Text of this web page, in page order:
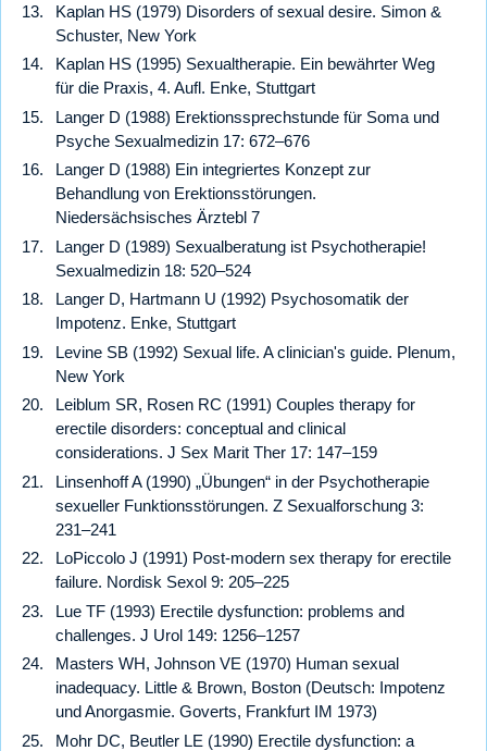
Kaplan HS (1979) Disorders of sexual desire. Simon &
Schuster, New York
Kaplan HS (1995) Sexualtherapie. Ein bewährter Weg
für die Praxis, 4. Aufl. Enke, Stuttgart
Langer D (1988) Erektionssprechstunde für Soma und
Psyche Sexualmedizin 17: 672–676
Langer D (1988) Ein integriertes Konzept zur
Behandlung von Erektionsstörungen.
Niedersächsisches Ärztebl 7
Langer D (1989) Sexualberatung ist Psychotherapie!
Sexualmedizin 18: 520–524
Langer D, Hartmann U (1992) Psychosomatik der
Impotenz. Enke, Stuttgart
Levine SB (1992) Sexual life. A clinician's guide. Plenum,
New York
Leiblum SR, Rosen RC (1991) Couples therapy for
erectile disorders: conceptual and clinical
considerations. J Sex Marit Ther 17: 147–159
Linsenhoff A (1990) „Übungen“ in der Psychotherapie
sexueller Funktionsstörungen. Z Sexualforschung 3:
231–241
LoPiccolo J (1991) Post-modern sex therapy for erectile
failure. Nordisk Sexol 9: 205–225
Lue TF (1993) Erectile dysfunction: problems and
challenges. J Urol 149: 1256–1257
Masters WH, Johnson VE (1970) Human sexual
inadequacy. Little & Brown, Boston (Deutsch: Impotenz
und Anorgasmie. Goverts, Frankfurt IM 1973)
Mohr DC, Beutler LE (1990) Erectile dysfunction: a